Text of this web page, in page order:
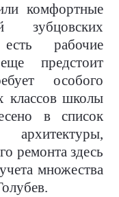
комфортные
зубцовских
рабочие
предстоит
особого
классов школы
в список
ремонта здесь
множества